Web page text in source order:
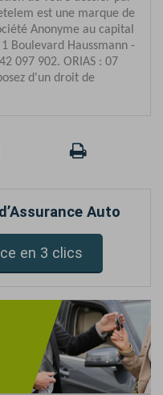
Auto
en 3 clics